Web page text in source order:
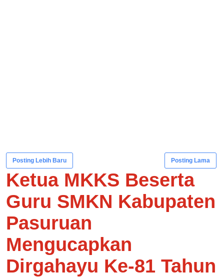
Posting Lebih Baru Posting Lama
Ketua MKKS Beserta
Guru SMKN Kabupaten
Pasuruan
Mengucapkan
Dirgahayu Ke-81 Tahun